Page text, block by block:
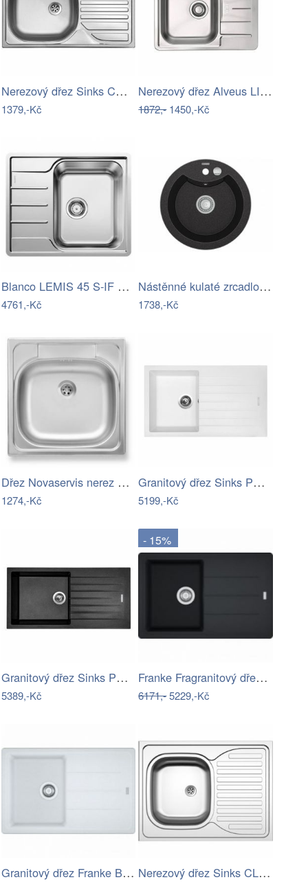
Nerezový dřez Sinks COMPACT 760 M matný
1379,-Kč
Nerezový dřez Alveus LINE 60
1872,-1450,-Kč
Blanco LEMIS 45 S-IF Mini nerez…
4761,-Kč
Nástěnné kulaté zrcadlo v rámu z mořské…
1738,-Kč
Dřez Novaservis nerez DR48/48TS
1274,-Kč
Granitový dřez Sinks PERFECTO 860 Milk
5199,-Kč
Granitový dřez Sinks PERFECTO 1000…
5389,-Kč
- 15%
Franke Fragranitový dřez BFG 611-78,…
6171,-5229,-Kč
Granitový dřez Franke BFG 611-78 Bílá… Nerezový dřez Sinks CLP-D 800 M 0,5mm…